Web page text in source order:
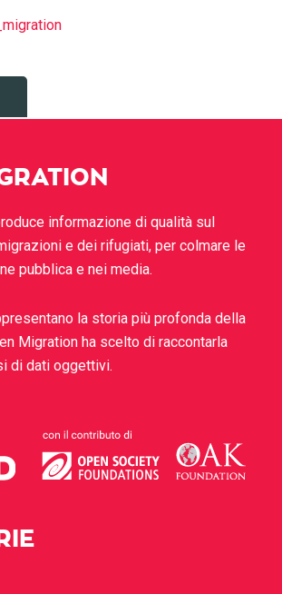
informazione di qualità sul
e dei rifugiati, per colmare le
pubblica e nei media.
la storia più profonda della
Migration ha scelto di raccontarla
di dati oggettivi.